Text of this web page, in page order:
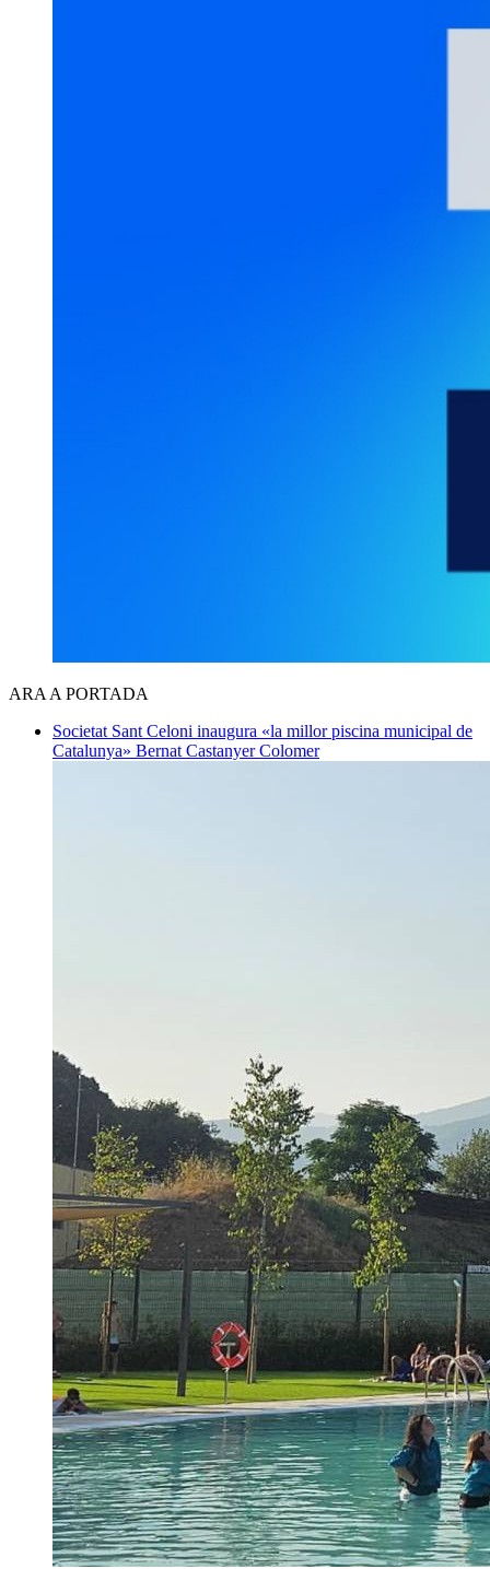
ARA A PORTADA
Societat Sant Celoni inaugura «la millor piscina municipal de
Catalunya» Bernat Castanyer Colomer